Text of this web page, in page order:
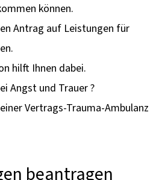
können.
Antrag auf Leistungen für
hilft Ihnen dabei.
Angst und Trauer ?
Vertrags-Trauma-Ambulanz
beantragen